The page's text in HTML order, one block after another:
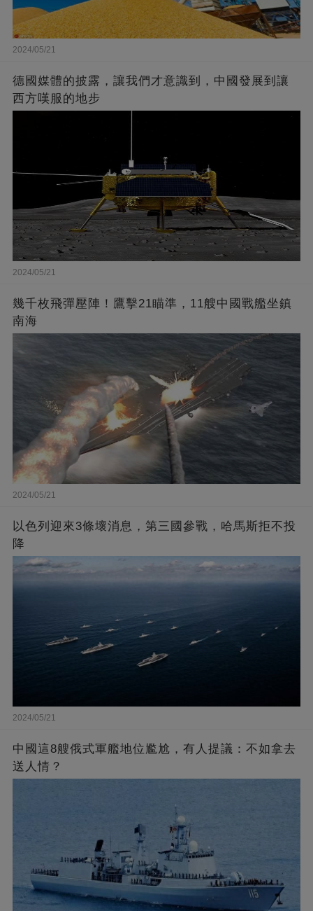
2024/05/21
德國媒體的披露，讓我們才意識到，中國發展到讓
西方嘆服的地步
2024/05/21
幾千枚飛彈壓陣！鷹擊21瞄準，11艘中國戰艦坐鎮
南海
2024/05/21
以色列迎來3條壞消息，第三國參戰，哈馬斯拒不投
降
2024/05/21
中國這8艘俄式軍艦地位尷尬，有人提議：不如拿去
送人情？